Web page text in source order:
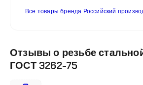
Все товары бренда Российский
Отзывы о резьбе
ГОСТ 3262-75